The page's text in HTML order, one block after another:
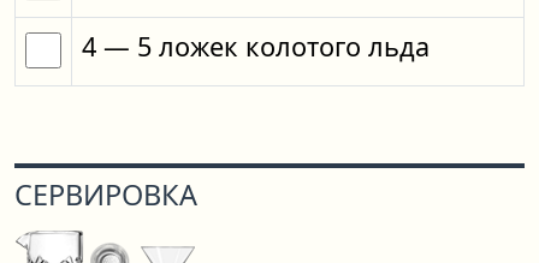
4 — 5 ложек колотого льда
СЕРВИРОВКА